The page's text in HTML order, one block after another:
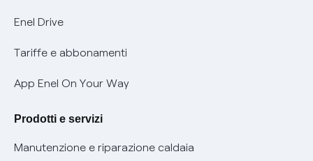
Informativa Privacy AI
Mobilità Elettrica
Phishing e truffe online
Verifica chi ti ha chiamato
Agevolazione utenti con disabilità per offerte Fibra
Informativa RAEE
Enel Drive
Tariffe e abbonamenti
App Enel On Your Way
Prodotti e servizi
Manutenzione e riparazione caldaia